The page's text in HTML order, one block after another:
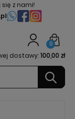
z nami!
0
dostawy:100,00 zł